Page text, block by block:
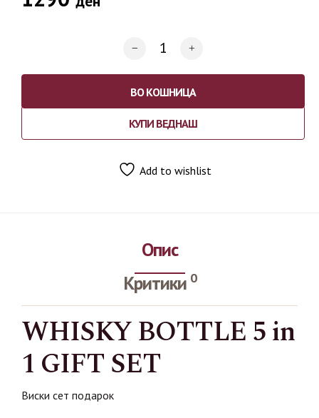
ВО КОШНИЦА
КУПИ ВЕДНАШ
Add to wishlist
Опис
Критики 0
WHISKY BOTTLE 5 in
1 GIFT SET
Виски сет подарок